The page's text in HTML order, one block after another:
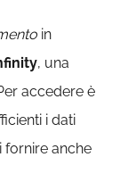
in
, una
accedere è
i dati
fornire anche